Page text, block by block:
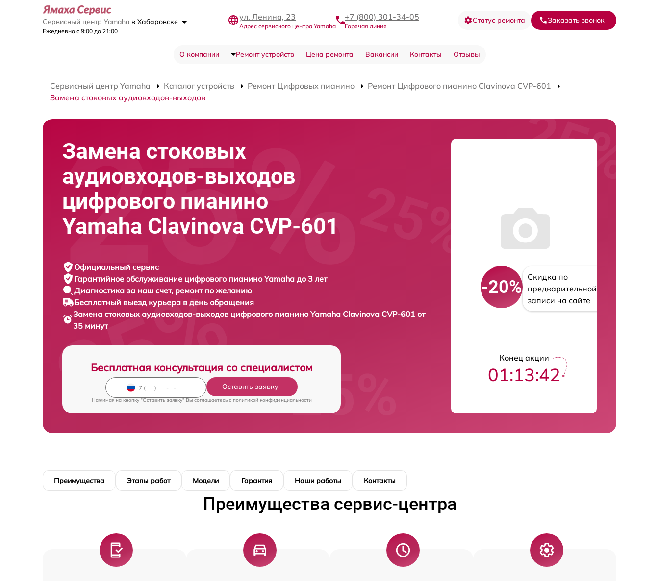
Сервисный центр Yamaha в Хабаровске
Ежедневно с 9:00 до 21:00
ул. Ленина, 23
Адрес сервисного центра Yamaha
+7 (800) 301-34-05
Горячая линия
Статус ремонта Заказать звонок
О компании Ремонт устройств Цена ремонта Вакансии Контакты Отзывы
Сервисный центр Yamaha Каталог устройств Ремонт Цифровых пианино
Ремонт Цифрового пианино Clavinova CVP-601
Замена стоковых аудиовходов-выходов
Замена стоковых
аудиовходов-выходов
цифрового пианино
Yamaha Clavinova CVP-601
Официальный сервис
Гарантийное обслуживание цифрового пианино Yamaha до 3 лет
Диагностика за наш счет, ремонт по желанию
Бесплатный выезд курьера в день обращения
Замена стоковых аудиовходов-выходов цифрового пианиноYamaha Clavinova CVP-601 от
35 минут
Бесплатная консультация со специалистом
Оставить заявку
Нажимая на кнопку "Оставить заявку" Вы соглашаетесь c политикой конфиденциальности
-20%
Скидка по
предварительной
записи на сайте
Конец акции
01:13:41
Преимущества Этапы работ Модели Гарантия Наши работы Контакты
Преимущества сервис-центра